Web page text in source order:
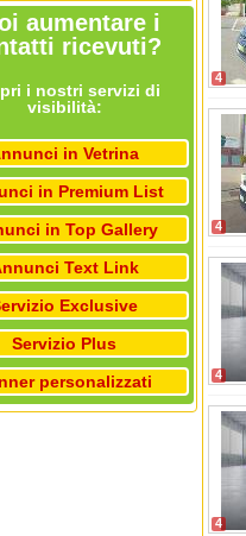
aumentare i
ricevuti?
i nostri servizi di
visibilità:
in Vetrina
in Premium List
in Top Gallery
Text Link
Exclusive
Servizio Plus
personalizzati
4
4
4
4